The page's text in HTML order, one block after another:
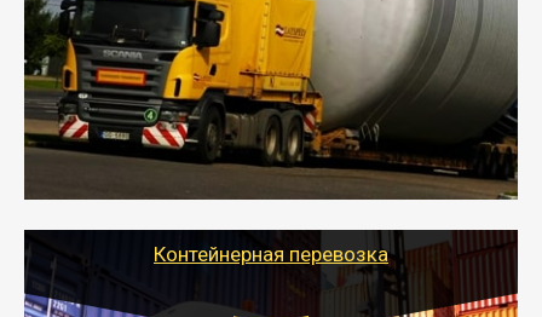
- Перевозка техники и негабаритных грузов
осуществляется после получения разрешения на
перевозку (обычно 7-14 дней).
- Тайгер Логистик в короткие сроки поможет вам
качественно и безопасно перевезти негабаритные
грузы по всей России тралом, манипулятором и
другим транспортом и подобрать оптимальный
Контейнерная перевозка